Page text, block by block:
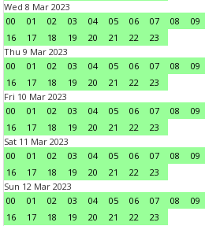
Wed 8 Mar 2023
00
01 02 03 04 05 06 07 08 09
16
17 18 19 20 21 22
23
Thu 9 Mar 2023
00
01 02 03 04 05 06 07 08 09
16
17 18 19 20 21 22
23
Fri 10 Mar 2023
00
01 02 03 04 05 06 07 08 09
16
17 18 19 20 21 22
23
Sat 11 Mar 2023
00
01 02 03 04 05 06 07 08 09
16
17 18 19 20 21 22
23
Sun 12 Mar 2023
00
01 02 03 04 05 06 07 08 09
16
17 18 19 20 21 22
23